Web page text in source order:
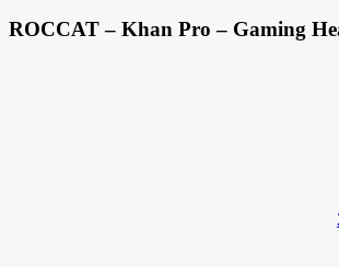
ROCCAT – Khan Pro – Gaming